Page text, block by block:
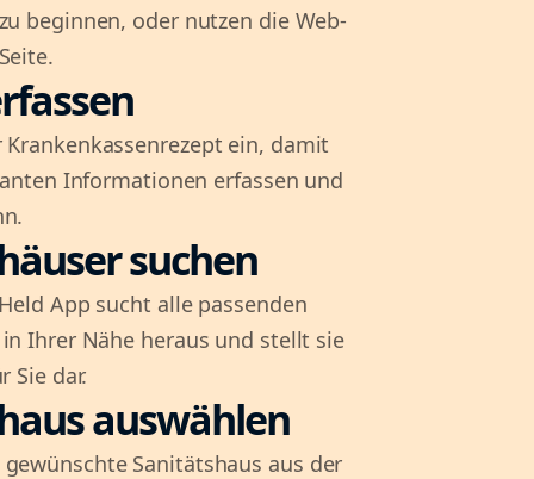
beginnen, oder nutzen die Web-
Krankenkassenrezept ein, damit
Informationen erfassen und
suchen
App sucht alle passenden
Ihrer Nähe heraus und stellt sie
Sie dar.
auswählen
gewünschte Sanitätshaus aus der